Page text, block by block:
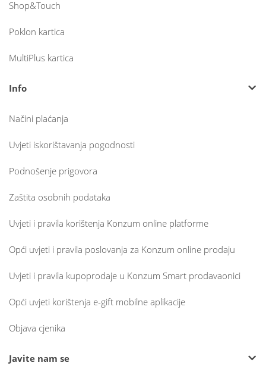
Shop&Touch
Poklon kartica
MultiPlus kartica
Info
Načini plaćanja
Uvjeti iskorištavanja pogodnosti
Podnošenje prigovora
Zaštita osobnih podataka
Uvjeti i pravila korištenja Konzum online platforme
Opći uvjeti i pravila poslovanja za Konzum online prodaju
Uvjeti i pravila kupoprodaje u Konzum Smart prodavaonici
Opći uvjeti korištenja e-gift mobilne aplikacije
Objava cjenika
Javite nam se